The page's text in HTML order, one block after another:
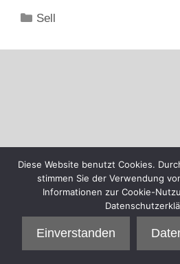
Kategorien
Sell
Diese Website benutzt Cookies.
stimmen Sie der Verwendung
Informationen zur Cookie-
Einverstanden